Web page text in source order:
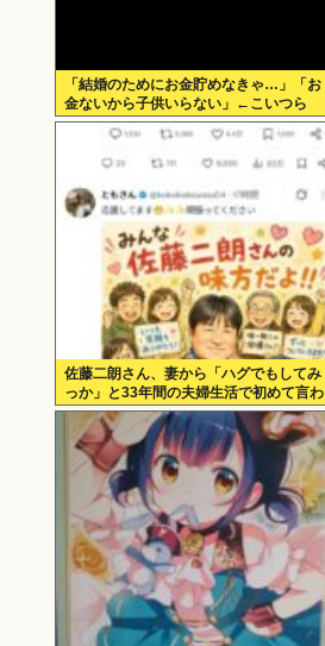
「結婚のためにお金貯めなきゃ…」「お
金ないから子供いらない」←こいつら
佐藤二朗さん、妻から「ハグでもしてみ
っか」と33年間の夫婦生活で初めて言わ
れる